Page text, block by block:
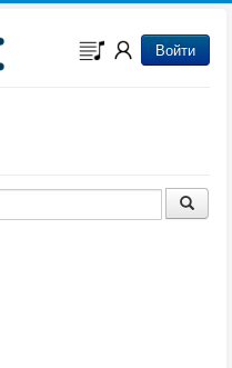
Войти
Музыка из сериалов